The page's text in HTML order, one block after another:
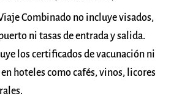
Combinado no incluye visados,
ni tasas de entrada y salida.
los certificados de vacunación ni
hoteles como cafés, vinos, licores